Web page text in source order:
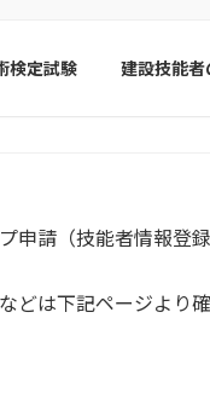
検定試験 建設技能
申請（技能者情報登
どは下記ページより確